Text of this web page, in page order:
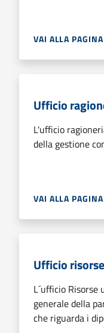
VAI ALLA PAGINA
Ufficio
L'ufficio
della gestione
VAI ALLA PAGINA
Ufficio
L´ufficio Risorse
generale della
che riguarda i